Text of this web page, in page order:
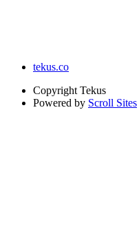
tekus.co
Copyright Tekus
Powered by Scroll Sites